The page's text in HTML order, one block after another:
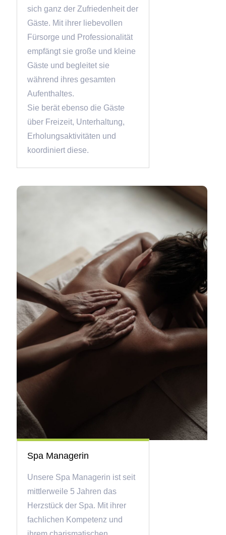
sich ganz der Zufriedenheit der
Gäste. Mit ihrer liebevollen
Fürsorge und Professionalität
empfängt sie große und kleine
Gäste und begleitet sie
während ihres gesamten
Aufenthaltes.
Sie berät ebenso die Gäste
über Freizeit, Unterhaltung,
Erholungsaktivitäten und
koordiniert diese.
Spa Managerin
Unsere Spa Managerin ist seit
mittlerweile 5 Jahren das
Herzstück der Spa. Mit ihrer
fachlichen Kompetenz und